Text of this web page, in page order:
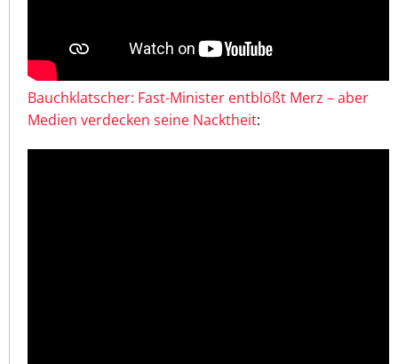
Bauchklatscher: Fast-Minister entblößt Merz – aber
Medien verdecken seine Nacktheit: